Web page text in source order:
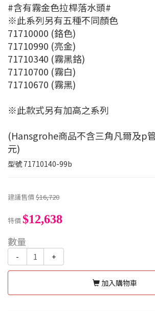
#含有霧金色拉桿落水頭#
※此系列另有五種不同顏色
71710000 (鉻色)
71710990 (亮金)
71710340 (霧黑鉻)
71710700 (霧白)
71710670 (霧黑)
※此款式另有加高之系列
(Hansgrohe商品不含三角凡爾及p
元)
型號71710140-99b
建議售價$16,720
特價$12,638
數量
- +
加入購物車